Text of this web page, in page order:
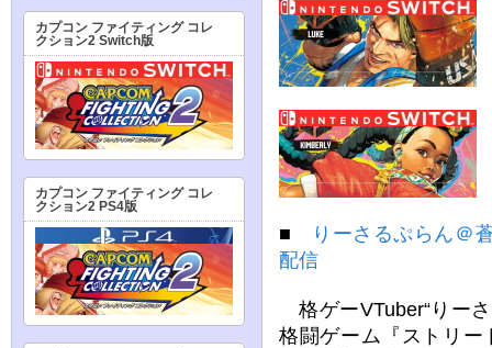
■
りーさるぷらん＠
配信
格ゲーVTuber“りー
格闘ゲーム『ストリ
カプコン ファイティング コレ
クション2 Switch版
カプコン ファイティング コレ
クション2 PS4版